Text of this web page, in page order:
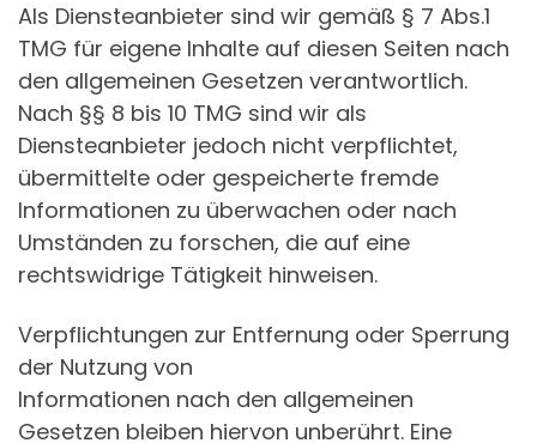
Als Diensteanbieter sind wir gemäß § 7 Abs.1
TMG für eigene Inhalte auf diesen Seiten nach
den allgemeinen Gesetzen verantwortlich.
Nach §§ 8 bis 10 TMG sind wir als
Diensteanbieter jedoch nicht verpflichtet,
übermittelte oder gespeicherte fremde
Informationen zu überwachen oder nach
Umständen zu forschen, die auf eine
rechtswidrige Tätigkeit hinweisen.
Verpflichtungen zur Entfernung oder Sperrung
der Nutzung von
Informationen nach den allgemeinen
Gesetzen bleiben hiervon unberührt. Eine